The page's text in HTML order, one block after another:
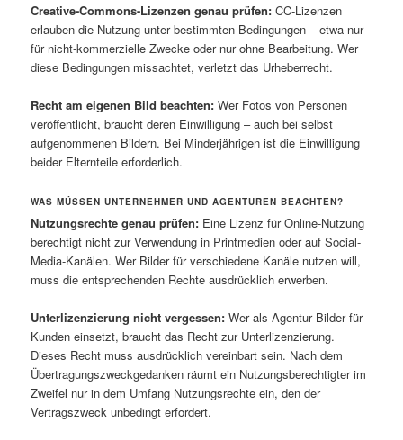
Creative-Commons-Lizenzen genau prüfen: CC-Lizenzen
erlauben die Nutzung unter bestimmten Bedingungen – etwa nur
für nicht-kommerzielle Zwecke oder nur ohne Bearbeitung. Wer
diese Bedingungen missachtet, verletzt das Urheberrecht.
Recht am eigenen Bild beachten: Wer Fotos von Personen
veröffentlicht, braucht deren Einwilligung – auch bei selbst
aufgenommenen Bildern. Bei Minderjährigen ist die Einwilligung
beider Elternteile erforderlich.
WAS MÜSSEN UNTERNEHMER UND AGENTUREN BEACHTEN?
Nutzungsrechte genau prüfen: Eine Lizenz für Online-Nutzung
berechtigt nicht zur Verwendung in Printmedien oder auf Social-
Media-Kanälen. Wer Bilder für verschiedene Kanäle nutzen will,
muss die entsprechenden Rechte ausdrücklich erwerben.
Unterlizenzierung nicht vergessen: Wer als Agentur Bilder für
Kunden einsetzt, braucht das Recht zur Unterlizenzierung.
Dieses Recht muss ausdrücklich vereinbart sein. Nach dem
Übertragungszweckgedanken räumt ein Nutzungsberechtigter im
Zweifel nur in dem Umfang Nutzungsrechte ein, den der
Vertragszweck unbedingt erfordert.